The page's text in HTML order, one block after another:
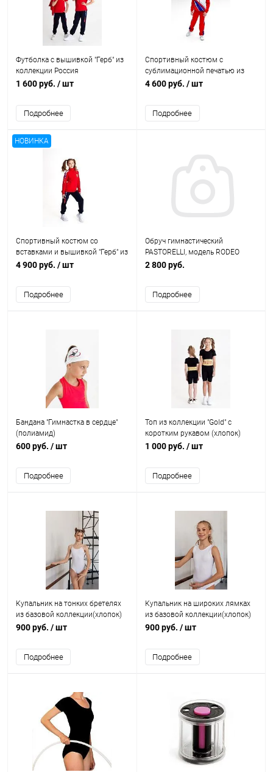
Футболка с вышивкой "Герб" из
коллекции Россия
1 600 руб. / шт
Подробнее
Спортивный костюм с
сублимационной печатью из
коллекции Россия
4 600 руб. / шт
Подробнее
НОВИНКА
Спортивный костюм со
вставками и вышивкой "Герб" из
коллекции Россия
4 900 руб. / шт
Подробнее
Обруч гимнастический
PASTORELLI, модель RODEO
2 800 руб.
Подробнее
Бандана "Гимнастка в сердце"
(полиамид)
600 руб. / шт
Подробнее
Топ из коллекции "Gold" с
коротким рукавом (хлопок)
1 000 руб. / шт
Подробнее
Купальник на тонких бретелях
из базовой коллекции(хлопок)
900 руб. / шт
Подробнее
Купальник на широких лямках
из базовой коллекции(хлопок)
900 руб. / шт
Подробнее